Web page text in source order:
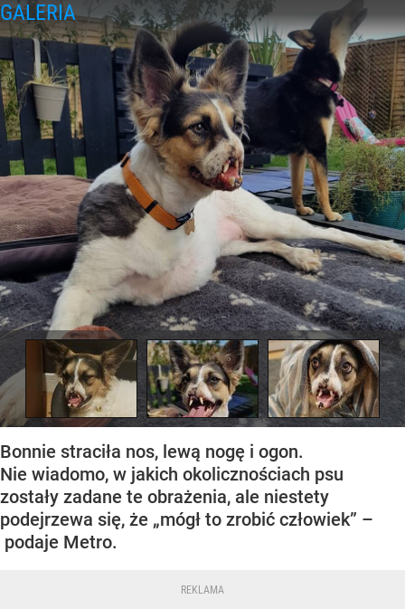
Bonnie straciła nos, lewą nogę i ogon.
Nie wiadomo, w jakich okolicznościach psu
zostały zadane te obrażenia, ale niestety
podejrzewa się, że „mógł to zrobić człowiek” –
podaje Metro.